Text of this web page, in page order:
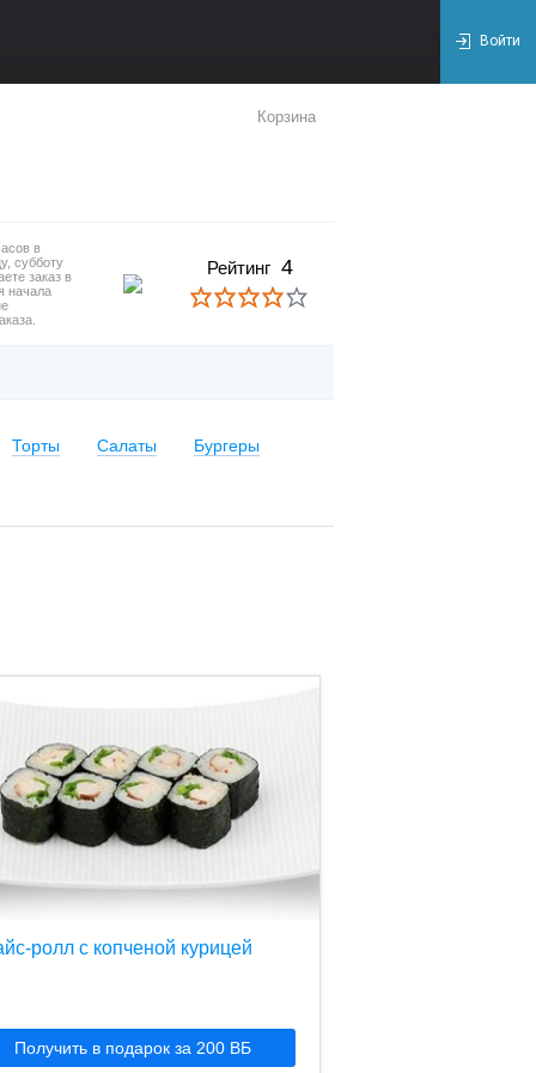
Войти
Корзина
в
субботу
заказ в
начала
Рейтинг 4
Торты Салаты
Бургеры
ролл с копченой курицей
Получить в подарок за 200 ВБ